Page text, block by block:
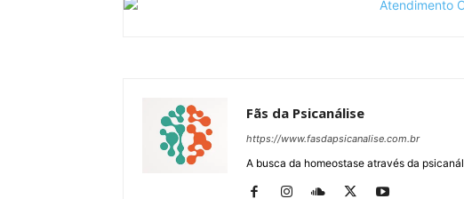
Fãs da Psicanálise
https://www.fasdapsicanalise.com.br
A busca da homeostase através da